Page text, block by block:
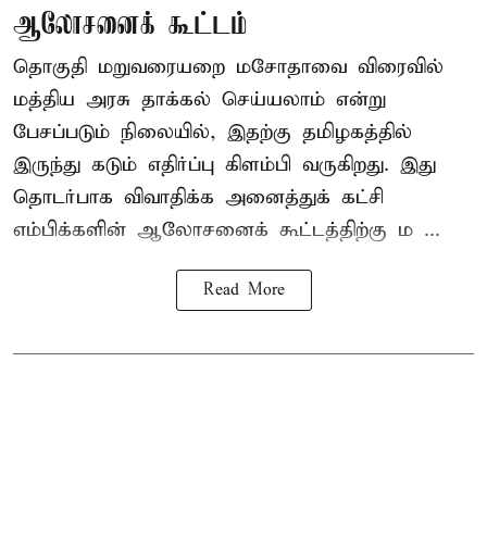
ஆலோசனைக் கூட்டம்
தொகுதி மறுவரையறை மசோதாவை விரைவில்
மத்திய அரசு தாக்கல் செய்யலாம் என்று
பேசப்படும் நிலையில், இதற்கு தமிழகத்தில்
இருந்து கடும் எதிர்ப்பு கிளம்பி வருகிறது. இது
தொடர்பாக விவாதிக்க அனைத்துக் கட்சி
எம்பிக்களின் ஆலோசனைக் கூட்டத்திற்கு ம ...
Read More